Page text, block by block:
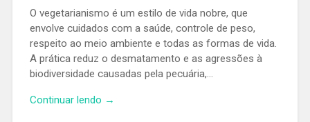
O vegetarianismo é um estilo de vida nobre, que
envolve cuidados com a saúde, controle de peso,
respeito ao meio ambiente e todas as formas de vida.
A prática reduz o desmatamento e as agressões à
biodiversidade causadas pela pecuária,…
Continuar lendo →